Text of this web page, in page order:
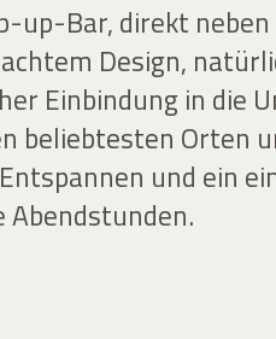
up-Bar, direkt
Design,
Einbindung in die
beliebtesten Orten
und ein